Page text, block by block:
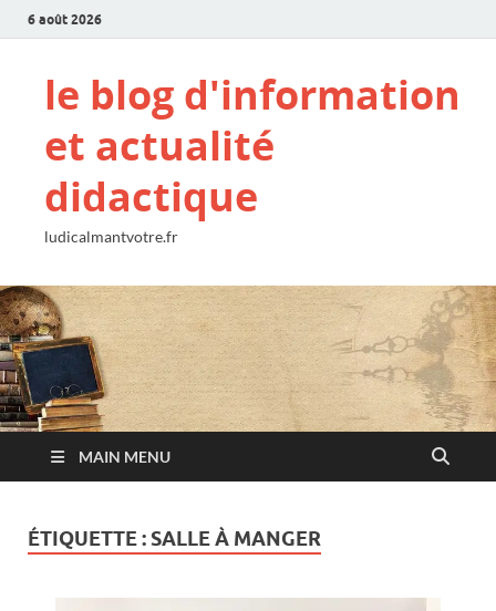
6 août 2026
le blog d'information
et actualité
didactique
ludicalmantvotre.fr
MAIN MENU
ÉTIQUETTE : SALLE À MANGER